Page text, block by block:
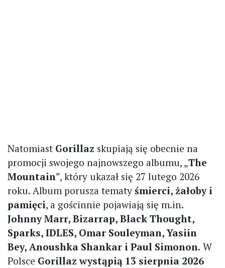
Natomiast Gorillaz skupiają się obecnie na
promocji swojego najnowszego albumu, „The
Mountain”, który ukazał się 27 lutego 2026
roku. Album porusza tematy śmierci, żałoby i
pamięci, a gościnnie pojawiają się m.in.
Johnny Marr, Bizarrap, Black Thought,
Sparks, IDLES, Omar Souleyman, Yasiin
Bey, Anoushka Shankar i Paul Simonon. W
Polsce Gorillaz wystąpią 13 sierpnia 2026